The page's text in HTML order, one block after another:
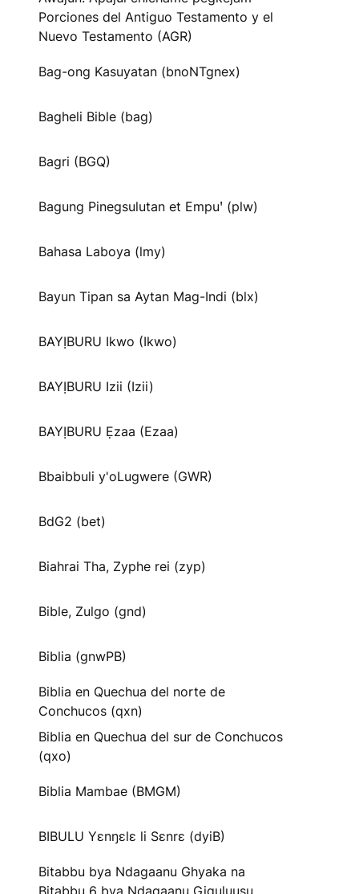
Porciones del Antiguo Testamento y el
Nuevo Testamento (AGR)
Bag-ong Kasuyatan (bnoNTgnex)
Bagheli Bible (bag)
Bagri (BGQ)
Bagung Pinegsulutan et Empuꞌ (plw)
Bahasa Laboya (lmy)
Bayun Tipan sa Aytan Mag-Indi (blx)
BAYỊBURU Ikwo (Ikwo)
BAYỊBURU Izii (Izii)
BAYỊBURU Ẹzaa (Ezaa)
Bbaibbuli y'oLugwere (GWR)
BdG2 (bet)
Biahrai Tha, Zyphe rei (zyp)
Bible, Zulgo (gnd)
Biblia (gnwPB)
Biblia en Quechua del norte de
Conchucos (qxn)
Biblia en Quechua del sur de Conchucos
(qxo)
Biblia Mambae (BMGM)
BIBULU Yɛnŋɛlɛ li Sɛnrɛ (dyiB)
Bitabbu bya Ndagaanu Ghyaka na
Bitabbu 6 bya Ndagaanu Gi̱gu̱lu̱u̱su̱